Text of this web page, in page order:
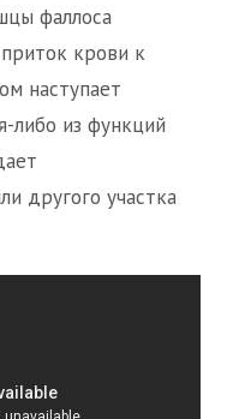
фаллоса
крови к
наступает
либо из функций
другого участка